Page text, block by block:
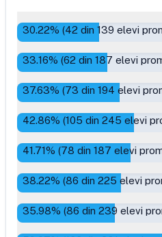
30.22% (42 din 139 elevi
33.16% (62 din 187 elevi
37.63% (73 din 194 elevi
42.86% (105 din 245 elevi
41.71% (78 din 187 elevi
38.22% (86 din 225 elevi
35.98% (86 din 239 elevi